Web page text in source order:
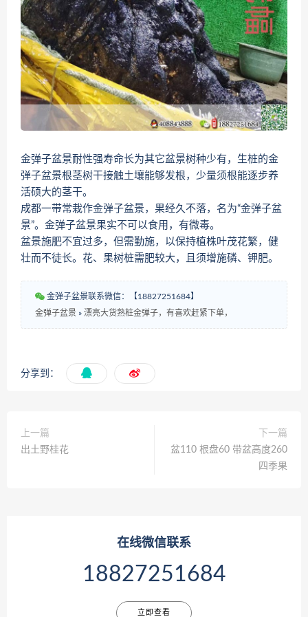
金弹子盆景耐性强寿命长为其它盆景树种少有，生桩的金
弹子盆景根茎树干接触土壤能够发根，少量须根能逐步养
活硕大的茎干。
成都一带常栽作金弹子盆景，果经久不落，名为“金弹子盆
景”。金弹子盆景果实不可以食用，有微毒。
盆景施肥不宜过多，但需勤施，以保持植株叶茂花繁，健
壮而不徒长。花、果树桩需肥较大，且须增施磷、钾肥。
金弹子盆景联系微信：【18827251684】
金弹子盆景 » 漂亮大货熟桩金弹子，有喜欢赶紧下单，
分享到：
上一篇
出土野桂花
下一篇
盆110 根盘60 带盆高度260
四季果
在线微信联系
18827251684
立即查看